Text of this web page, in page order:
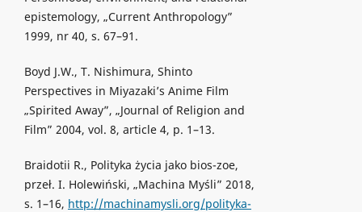
epistemology, „Current Anthropology”
1999, nr 40, s. 67–91.
Boyd J.W., T. Nishimura, Shinto
Perspectives in Miyazaki’s Anime Film
„Spirited Away”, „Journal of Religion and
Film” 2004, vol. 8, article 4, p. 1–13.
Braidotii R., Polityka życia jako bios-zoe,
przeł. I. Holewiński, „Machina Myśli” 2018,
s. 1–16, http://machinamysli.org/polityka-